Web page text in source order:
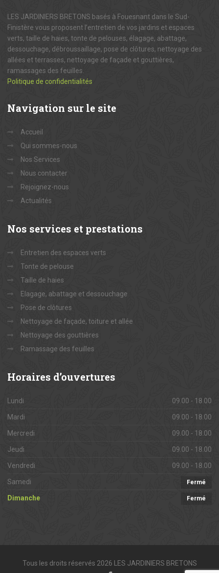
LES JARDINIERS BRETONS basés à Fouesnant dans le Sud-
Finistère vous proposent l’entretien de vos jardins et espaces
verts, taille de haies, tonte de pelouses, élagage, abattage,
dessouchage, débroussaillage, pose de clôtures, nettoyage des
allées et terrasses, nettoyage de façade et gouttières,
ramassages des feuilles.
Politique de confidentialités
Navigation sur le site
Accueil
Qui sommes-nous
Nos Services
Nous contacter
Rejoignez-nous
Actualités
Nos services et prestations
Entretien des espaces verts
Tonte de pelouse
Taille de haies
Elagage, abattage et dessouchage
Pose de clôtures
Nettoyage de façade, toiture et allée
Nettoyage des gouttières
Ramassage des feuilles
Horaires d’ouvertures
Lundi 09.00 - 18.00
Mardi 09.00 - 18.00
Mercredi 09.00 - 18.00
Jeudi 09.00 - 18.00
Vendredi 09.00 - 18.00
Samedi Fermé
Dimanche Fermé
Tous les droits réservés 2026 LES JARDINIERS BRETONS